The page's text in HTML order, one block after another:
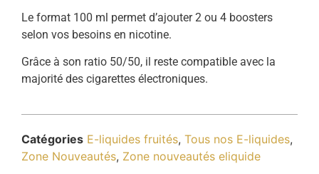
Le format 100 ml permet d’ajouter 2 ou 4 boosters
selon vos besoins en nicotine.
Grâce à son ratio 50/50, il reste compatible avec la
majorité des cigarettes électroniques.
Catégories E-liquides fruités, Tous nos E-liquides,
Zone Nouveautés, Zone nouveautés eliquide